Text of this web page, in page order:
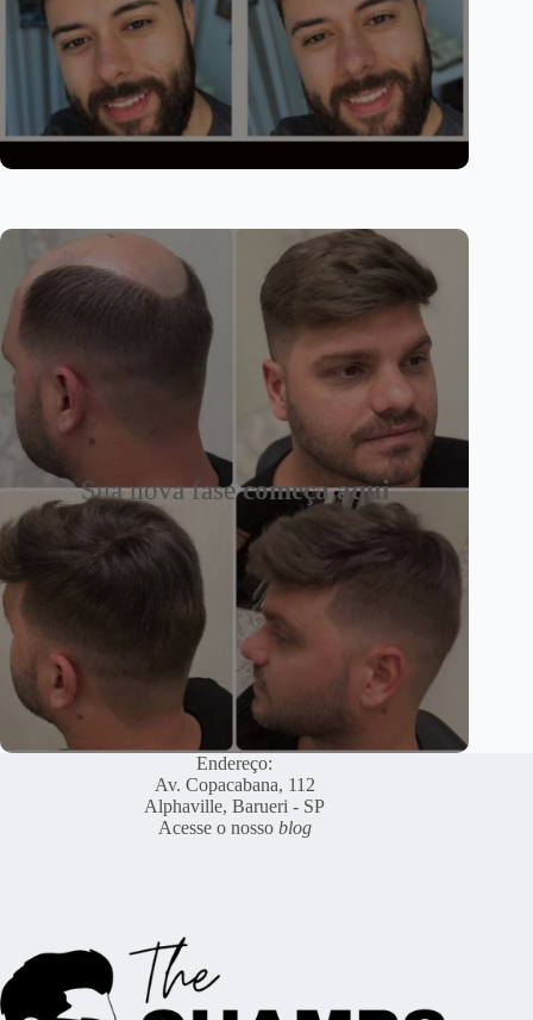
Sua nova fasecomeça aqui
Endereço:
Av. Copacabana, 112
Alphaville, Barueri - SP
Acesse o nosso blog